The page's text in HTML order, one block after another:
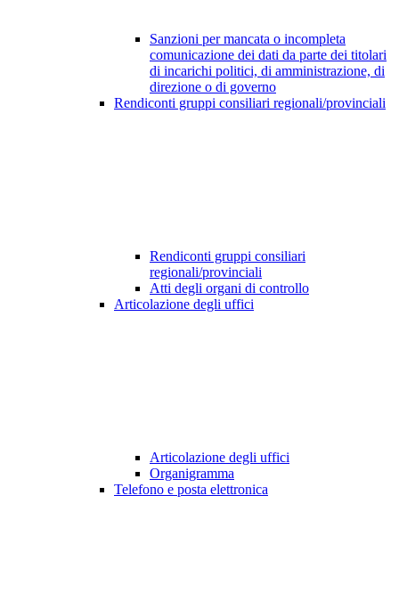
Sanzioni per mancata o incompleta
comunicazione dei dati da parte dei titolari
di incarichi politici, di amministrazione, di
direzione o di governo
Rendiconti gruppi consiliari regionali/provinciali
Rendiconti gruppi consiliari
regionali/provinciali
Atti degli organi di controllo
Articolazione degli uffici
Articolazione degli uffici
Organigramma
Telefono e posta elettronica